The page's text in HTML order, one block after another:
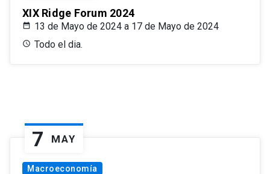
XIX Ridge Forum 2024
13 de Mayo de 2024 a 17 de Mayo de 2024
Todo el dia.
7 MAY
Macroeconomía